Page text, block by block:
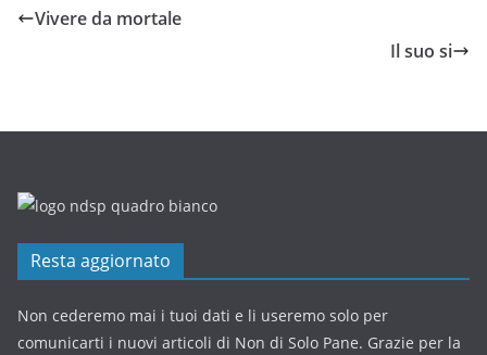
Vivere da mortale
Il suo si
Resta aggiornato
Non cederemo mai i tuoi dati e li useremo solo per
comunicarti i nuovi articoli di Non di Solo Pane. Grazie per la